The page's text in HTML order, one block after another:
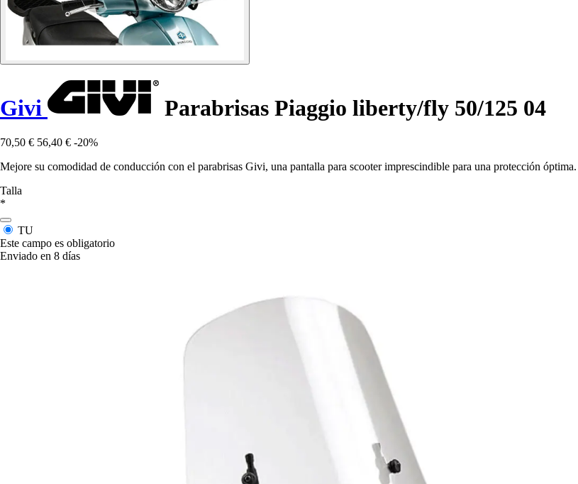
Givi Parabrisas Piaggio liberty/fly 50/125 04
70,50 € 56,40 € -20%
Mejore su comodidad de conducción con el parabrisas Givi, una pantalla para scooter imprescindible para una protección óptima.
Talla
*
TU
Este campo es obligatorio
Enviado en 8 días